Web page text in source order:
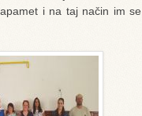
i na taj način im se